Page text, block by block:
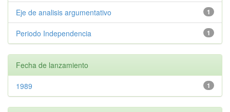
1
Eje de analisis argumentativo
1
Periodo Independencia
Fecha de lanzamiento
1
1989